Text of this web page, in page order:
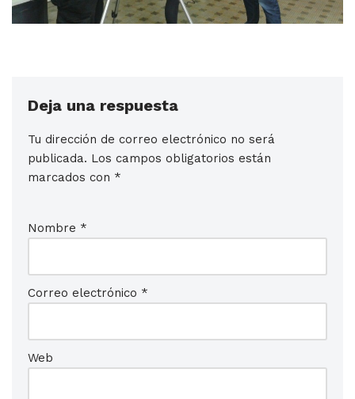
Deja una respuesta
Tu dirección de correo electrónico no será
publicada. Los campos obligatorios están
marcados con *
Nombre *
Correo electrónico *
Web